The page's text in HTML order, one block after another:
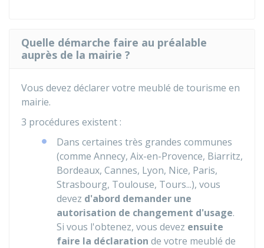
Quelle démarche faire au préalable
auprès de la mairie ?
Vous devez déclarer votre meublé de tourisme en
mairie.
3 procédures existent :
Dans certaines très grandes communes
(comme Annecy, Aix-en-Provence, Biarritz,
Bordeaux, Cannes, Lyon, Nice, Paris,
Strasbourg, Toulouse, Tours...), vous
devez d'abord demander une
autorisation de changement d'usage.
Si vous l'obtenez, vous devez ensuite
faire la déclaration de votre meublé de